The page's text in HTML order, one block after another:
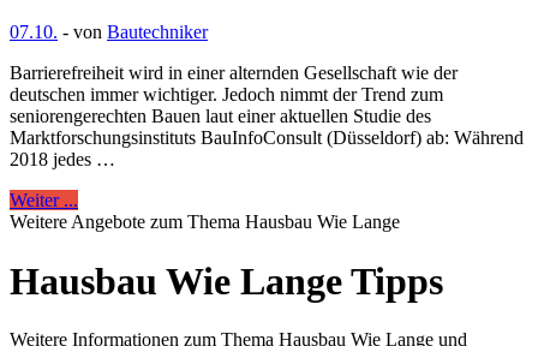
07.10. - von Bautechniker
Barrierefreiheit wird in einer alternden Gesellschaft wie der
deutschen immer wichtiger. Jedoch nimmt der Trend zum
seniorengerechten Bauen laut einer aktuellen Studie des
Marktforschungsinstituts BauInfoConsult (Düsseldorf) ab: Während
2018 jedes …
Weiter ...
Weitere Angebote zum Thema Hausbau Wie Lange
Hausbau Wie Lange Tipps
Weitere Informationen zum Thema Hausbau Wie Lange und